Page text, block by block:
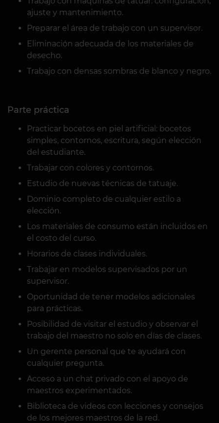
ajuste y mantenimiento.
Preparar el área de trabajo con un supervisor.
Eliminación adecuada de los materiales de
desecho.
Trabajo con densas sombras de blanco y negro.
Parte práctica
Practicar bocetos en piel artificial: bocetos
simples, contornos, escritura, según elección
del estudiante.
Trabajar con colores y contornos.
Estudio de nuevas técnicas de tatuaje.
Dominio completo de cualquier estilo a
elección.
Los materiales de consumo están incluidos en
el costo del curso.
Horarios de clases individuales.
Trabajar en modelos supervisados por un
supervisor.
Oportunidad de tener modelos adicionales
para prácticas.
Posibilidad de visitar el estudio y observar el
trabajo del maestro no solo en días de clases.
Un gerente personal que te ayudará con
cualquier pregunta.
Acceso a un chat privado con el apoyo de
maestros experimentados.
Biblioteca de videos con lecciones y consejos
de los mejores maestros de la red.